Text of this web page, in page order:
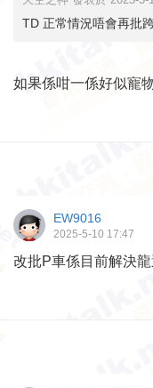
TD 正常情況唔會再批
如果係咁一係好似寵
EW9016
2025-5-10 17:47
改批P車係目前解決